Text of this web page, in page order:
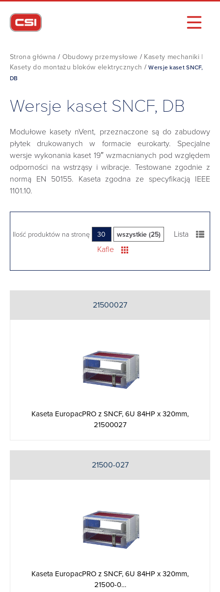
Strona główna / Obudowy przemysłowe / Kasety mechaniki |
Kasety do montażu bloków elektrycznych /Wersje kaset SNCF,
DB
Wersje kaset SNCF, DB
Modułowe kasety nVent, przeznaczone są do zabudowy
płytek drukowanych w formacie eurokarty. Specjalne
wersje wykonania kaset 19″ wzmacnianych pod względem
odporności na wstrząsy i wibracje. Testowane zgodnie z
normą EN 50155. Kaseta zgodna ze specyfikacją IEEE
1101.10.
Ilość produktów na stronę 30 wszystkie (25)
Lista
Kafle
21500027
Kaseta EuropacPRO z SNCF, 6U 84HP x 320mm,
21500027
21500-027
Kaseta EuropacPRO z SNCF, 6U 84HP x 320mm,
21500-0…